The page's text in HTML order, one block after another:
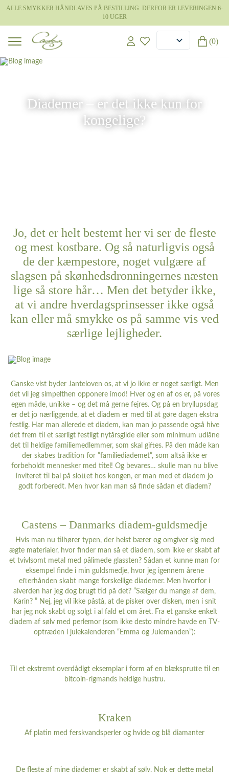
ALLE SMYKKER HÅNDLAVES PÅ BESTILLING. DERFOR ER LEVERINGEN 6-
10 UGER
(0)
Diademer – er det ikke kun for
kongelige?
Jo, det er helt bestemt her vi ser de fleste
og mest kostbare. Og så naturligvis også
de der kæmpestore, noget vulgære af
slagsen på skønhedsdronningernes næsten
lige så store hår… Men det betyder ikke,
at vi andre hverdagsprinsesser ikke også
kan eller må smykke os på samme vis ved
særlige lejligheder.
Ganske vist byder Janteloven os, at vi jo ikke er noget særligt. Men
det vil jeg simpelthen opponere imod! Hver og en af os er, på vores
egen måde, unikke – og det må gerne fejres. Og på en bryllupsdag
er det jo nærliggende, at et diadem er med til at gøre dagen ekstra
festlig. Har man allerede et diadem, kan man jo passende også hive
det frem til et særligt festligt nytårsgilde eller som minimum udlåne
det til heldige familiemedlemmer, som skal giftes. På den måde kan
der skabes tradition for ”familiediademet”, som altså ikke er
forbeholdt mennesker med titel! Og bevares… skulle man nu blive
inviteret til bal på slottet hos kongen, er man med et diadem jo
godt forberedt. Men hvor kan man så finde sådan et diadem?
Castens – Danmarks diadem-guldsmedje
Hvis man nu tilhører typen, der helst bærer og omgiver sig med
ægte materialer, hvor finder man så et diadem, som ikke er skabt af
et tvivlsomt metal med pålimede glassten? Sådan et kunne man for
eksempel finde i min guldsmedje, hvor jeg igennem årene
efterhånden skabt mange forskellige diademer. Men hvorfor i
alverden har jeg dog brugt tid på det? ”Sælger du mange af dem,
Karin? ” Nej, jeg vil ikke påstå, at de pisker over disken, men i snit
har jeg nok skabt og solgt i al fald et om året. Fra et ganske enkelt
diadem af sølv med perlemor (som ikke desto mindre havde en TV-
optræden i julekalenderen “Emma og Julemanden”):
Til et ekstremt overdådigt eksemplar i form af en blæksprutte til en
bitcoin-rigmands heldige hustru.
Kraken
Af platin med ferskvandsperler og hvide og blå diamanter
De fleste af mine diademer er skabt af sølv. Nok er dette metal